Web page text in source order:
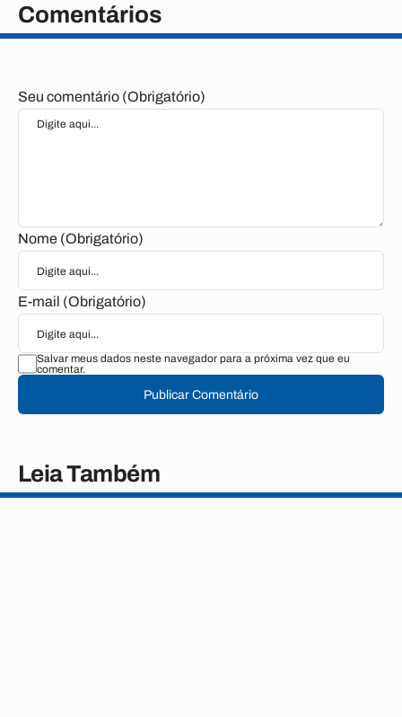
Comentários
Seu comentário (Obrigatório)
Nome (Obrigatório)
E-mail (Obrigatório)
Salvar meus dados neste navegador para a próxima vez que eu
comentar.
Publicar Comentário
Leia Também